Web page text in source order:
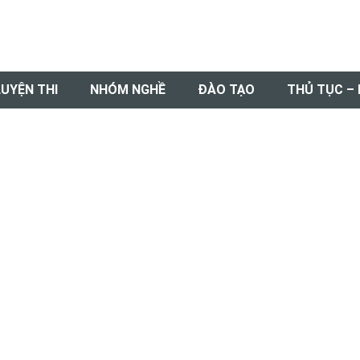
THI NHÓM NGHỀ ĐÀO TẠO THỦ TỤC –